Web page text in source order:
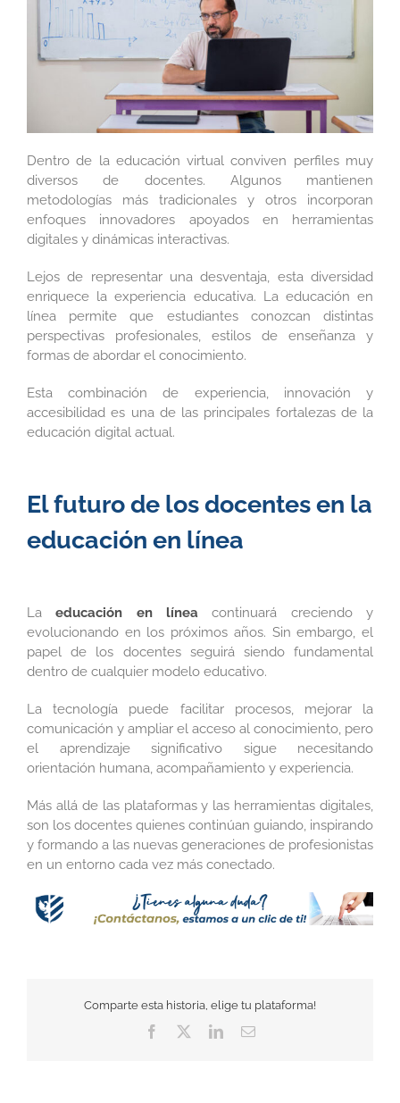
Dentro de la educación virtual conviven perfiles muy
diversos de docentes. Algunos mantienen
metodologías más tradicionales y otros incorporan
enfoques innovadores apoyados en herramientas
digitales y dinámicas interactivas.
Lejos de representar una desventaja, esta diversidad
enriquece la experiencia educativa. La educación en
línea permite que estudiantes conozcan distintas
perspectivas profesionales, estilos de enseñanza y
formas de abordar el conocimiento.
Esta combinación de experiencia, innovación y
accesibilidad es una de las principales fortalezas de la
educación digital actual.
El futuro de los docentes en la
educación en línea
Laeducación en línea continuará creciendo y
evolucionando en los próximos años. Sin embargo, el
papel de los docentes seguirá siendo fundamental
dentro de cualquier modelo educativo.
La tecnología puede facilitar procesos, mejorar la
comunicación y ampliar el acceso al conocimiento, pero
el aprendizaje significativo sigue necesitando
orientación humana, acompañamiento y experiencia.
Más allá de las plataformas y las herramientas digitales,
son los docentes quienes continúan guiando, inspirando
y formando a las nuevas generaciones de profesionistas
en un entorno cada vez más conectado.
Comparte esta historia, elige tu plataforma!
Facebook
TwitterLinkedInCorreo